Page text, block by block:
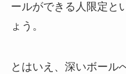
ールができる人限定と
ょう。
とはいえ、深いボール